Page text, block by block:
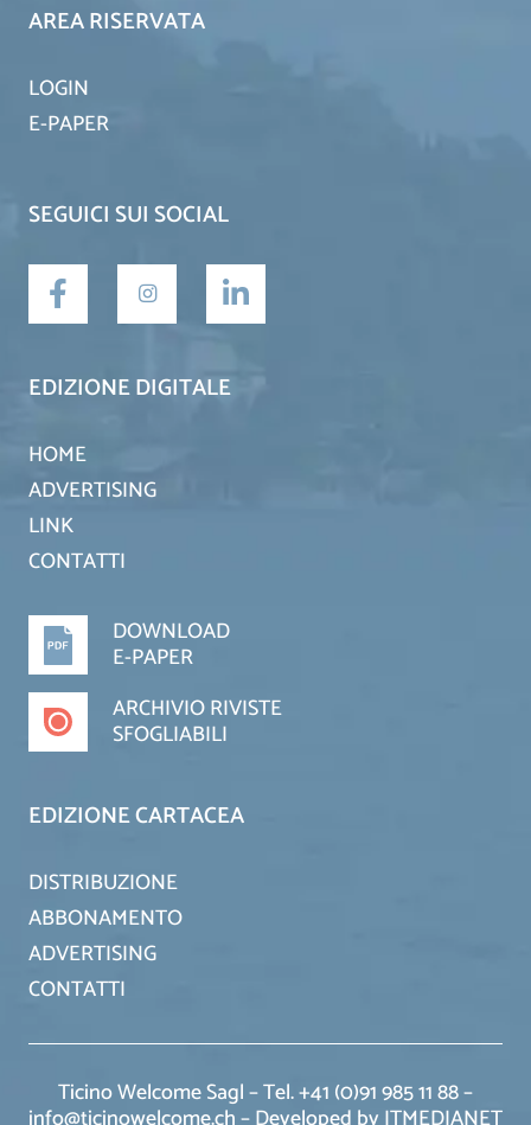
AREA RISERVATA
LOGIN
E-PAPER
SEGUICI SUI SOCIAL
EDIZIONE DIGITALE
HOME
ADVERTISING
LINK
CONTATTI
DOWNLOAD
E-PAPER
ARCHIVIO RIVISTE
SFOGLIABILI
EDIZIONE CARTACEA
DISTRIBUZIONE
ABBONAMENTO
ADVERTISING
CONTATTI
Ticino Welcome Sagl – Tel. +41 (0)91 985 11 88 –